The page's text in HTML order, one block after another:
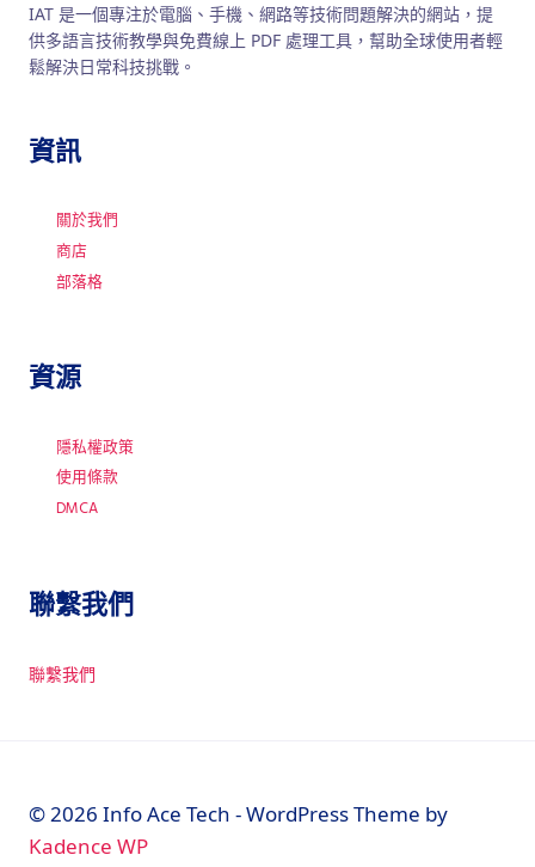
IAT 是一個專注於電腦、手機、網路等技術問題解決的網站，提
供多語言技術教學與免費線上 PDF 處理工具，幫助全球使用者輕
鬆解決日常科技挑戰。
資訊
關於我們
商店
部落格
資源
隱私權政策
使用條款
DMCA
聯繫我們
聯繫我們
© 2026 Info Ace Tech - WordPress Theme by
Kadence WP